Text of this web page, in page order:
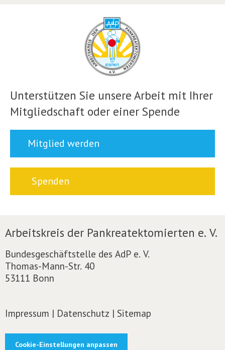
Unterstützen Sie unsere Arbeit mit Ihrer
Mitgliedschaft oder einer Spende
Mitglied werden
Spenden
Arbeitskreis der Pankreatektomierten e. V.
Bundesgeschäftstelle des AdP e. V.
Thomas-Mann-Str. 40
53111 Bonn
Impressum | Datenschutz | Sitemap
Cookie-Einstellungen anpassen